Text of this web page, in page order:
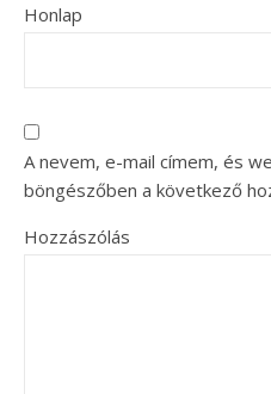
Honlap
A nevem, e-mail címem, és
böngészőben a következő
Hozzászólás